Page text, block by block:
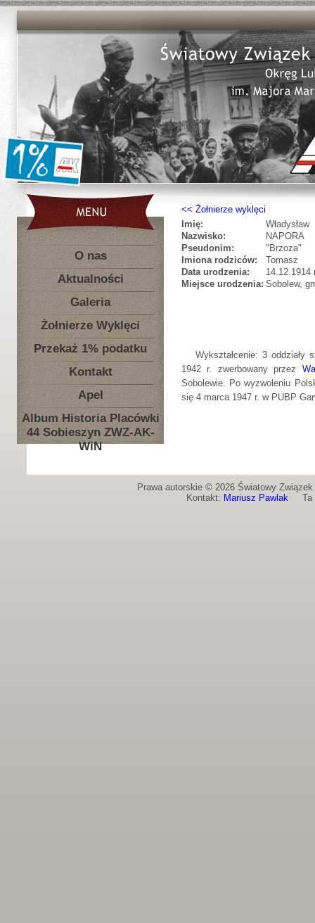
O nas
Aktualności
Galeria
Żołnierze Wyklęci
Przekaż 1% podatku
Kontakt
Apel
Album Historia Placówki
44 Sobieszyn ZWZ-AK-
WiN
Żołnierze wyklęci
Imię:
Władysław
Nazwisko:
NAPORA
Pseudonim:
"Brzoza"
Imiona rodziców:
Tomasz
Data urodzenia:
14.12.1914
Miejsce urodzenia: Sobolew,
Wykształcenie: 3 oddziały
1942 r. zwerbowany przez
Sobolewie. Po wyzwoleniu
się 4 marca 1947 r. w PUBP
Prawa autorskie © 2026 Światowy
Kontakt: Mariusz PawlakTa